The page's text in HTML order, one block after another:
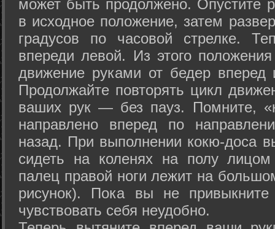
может быть продолжено. Опустите
в исходное положение, затем
градусов по часовой стрелке.
впереди левой. Из этого
движение руками от бедер вперед
Продолжайте повторять цикл
ваших рук — без пауз. Помните,
направлено вперед по
назад. При выполнении кокю-доса
сидеть на коленях на полу
палец правой ноги лежит на
рисунок). Пока вы не
чувствовать себя неудобно.